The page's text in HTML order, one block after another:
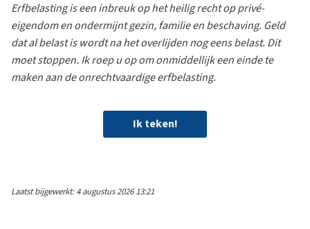
Erfbelasting is een inbreuk op het heilig recht op privé-
eigendom en ondermijnt gezin, familie en beschaving. Geld
dat al belast is wordt na het overlijden nog eens belast. Dit
moet stoppen. Ik roep u op om onmiddellijk een einde te
maken aan de onrechtvaardige erfbelasting.
Ik teken!
Laatst bijgewerkt: 4 augustus 2026 13:21